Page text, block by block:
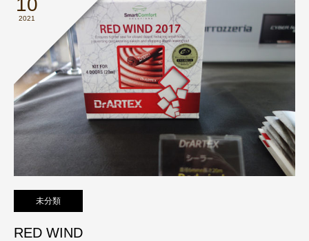
10
2021
未分類
RED WIND